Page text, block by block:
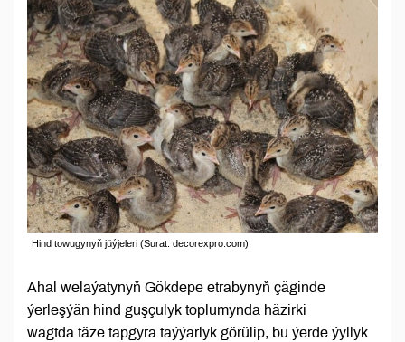
Hind towugynyň jüýjeleri (Surat: decorexpro.com)
Ahal welaýatynyň Gökdepe etrabynyň çäginde
ýerleşýän hind guşçulyk toplumynda häzirki
wagtda täze tapgyra taýýarlyk görülip, bu ýerde ýyllyk